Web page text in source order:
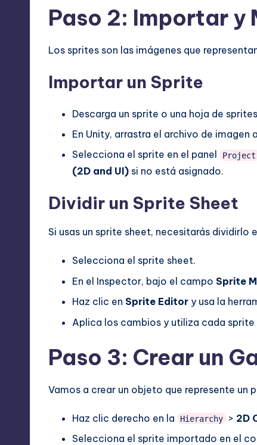
Paso 2: Importar y
Los sprites son las imágenes que
Importar un Sprite
Descarga un sprite o una hoja de
En Unity, arrastra el archivo de imagen
Selecciona el sprite en el panel
Project
(2D and UI) si no está asignado.
Dividir un Sprite Sheet
Si usas un sprite sheet, necesitarás dividirlo
Selecciona el sprite sheet.
En el Inspector, bajo el campo Sprite
Haz clic en Sprite Editor y usa la
Aplica los cambios y utiliza cada
Paso 3: Crear un
Vamos a crear un objeto que represente un
Haz clic derecho en la Hierarchy > 2D
Selecciona el sprite importado en el